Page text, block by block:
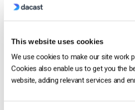
This website uses cookies
We use cookies to make our site work
Cookies also enable us to get you the
website, adding relevant services and
Grâce à Dacast, le Lake Junaluska
Retreat Center peut diffuser des
un large public. Leurs émissions
l’attention de milliers de personnes